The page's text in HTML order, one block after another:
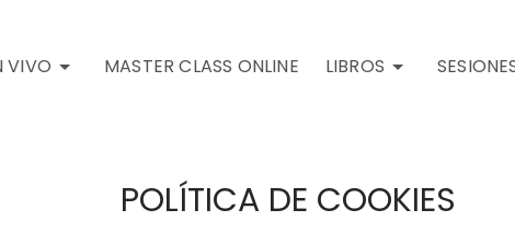
VIVO MASTER CLASS ONLINE LIBROS
POLÍTICA DE COOKIES